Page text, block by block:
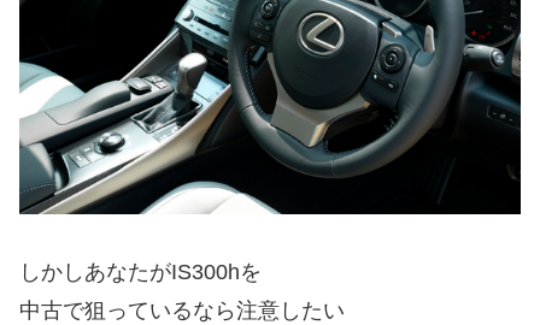
しかしあなたがIS300hを
中古で狙っているなら注意したい